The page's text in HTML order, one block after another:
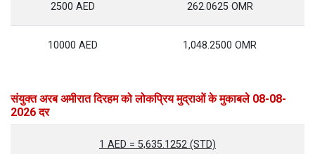
2500 AED 262.0625 OMR
10000 AED 1,048.2500 OMR
संयुक्त अरब अमीरात दिरहम को लोकप्रिय मुद्राओं के मुकाबले 08-08-
2026 दर
1 AED = 5,635.1252 (STD)